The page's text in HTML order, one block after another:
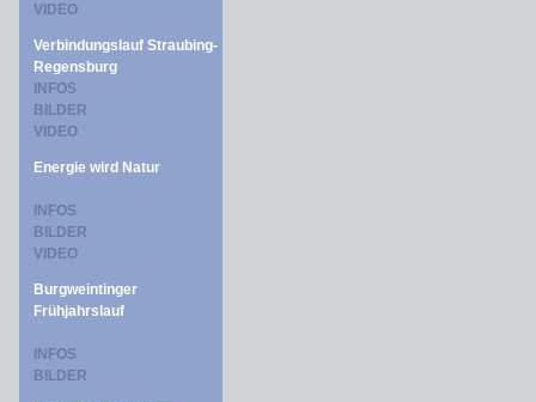
VIDEO
Verbindungslauf Straubing-
Regensburg
INFOS
BILDER
VIDEO
Energie wird Natur
INFOS
BILDER
VIDEO
Burgweintinger
Frühjahrslauf
INFOS
BILDER